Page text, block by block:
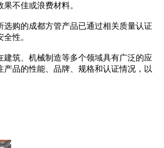
不佳或浪费材料。
购的成都方管产品已通过相关质量认证
性。
筑、机械制造等多个领域具有广泛的应
产品的性能、品牌、规格和认证情况，以